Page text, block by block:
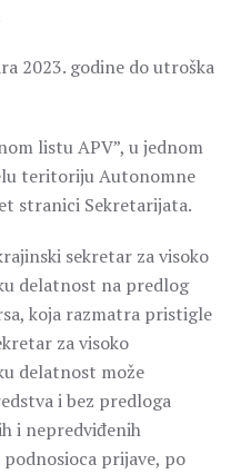
2023. godine do utroška
listu APV”, u jednom
teritoriju Autonomne
stranici Sekretarijata.
sekretar za visoko
delatnost na predlog
koja razmatra pristigle
za visoko
delatnost može
i bez predloga
i nepredviđenih
prijave, po